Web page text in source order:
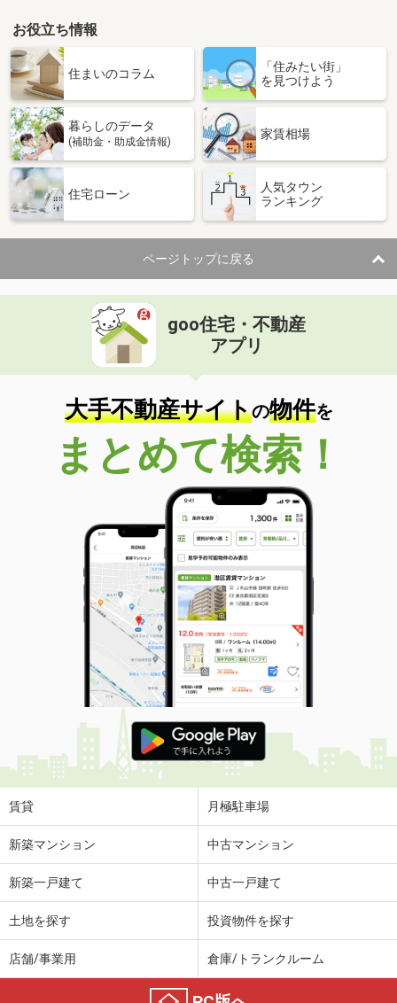
青森県八戸市根城１
価 格
4.60万円
青森県八戸市根城１
専有面積 26.08m²
間取り
青森県弘前市大字田園４丁目
住 所
青森県弘前市大字田園４丁目
専有面積 50.8m²
間取り
1LDK
青森県八戸市大字湊町字下条
価 格
住 所
青森県八戸市大字湊町字下条
専有面積 35.55m²
間取り
1LDK
青森県弘前市大字早稲田３
価 格
4.60万円
青森県弘前市大字早稲田３
33.04m²
間取り
1LDK
青森県八戸市大字長苗代字内前田
価 格
5.80万円
住 所
青森県八戸市大字長苗代字内前田
専有面積 23.18m²
間取り
1K
青森県八戸市江陽４
価 格
5.40万円
住 所
青森県八戸市江陽４
専有面積
青森県青森市富田２
4.70万円
お役立ち情報
住まいのコラム
「住みたい街」
を見つけよう
暮らしのデータ
(補助金・助成金情報)
家賃相場
住宅ローン
人気タウン
ランキング
ページトップに戻る
goo住宅・不動産
アプリ
大手不動産サイトの物件を
まとめて検索！
賃貸 月極駐車場
新築マンション 中古マンション
新築一戸建て 中古一戸建て
土地を探す 投資物件を探す
店舗/事業用 倉庫/トランクルーム